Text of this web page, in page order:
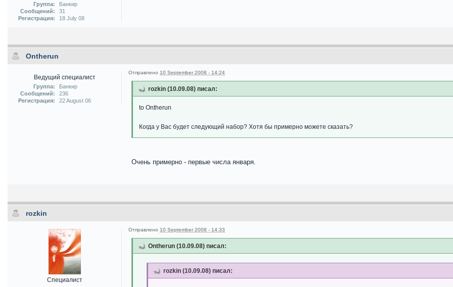
Группа:
Банкир
Сообщений:
31
Регистрация:
18 July 08
Ontherun
Ведущий специалист
Группа:
Банкир
Сообщений:
236
Регистрация:
22 August 06
Отправлено 10 September 2008 - 14:24
rozkin (10.09.08) писал:
to Ontherun
Когда у Вас будет следующий набор? Хотя бы примерно можете сказать?
Очень примерно - первые числа января.
rozkin
Специалист
Отправлено 10 September 2008 - 14:33
Ontherun (10.09.08) писал:
rozkin (10.09.08) писал: